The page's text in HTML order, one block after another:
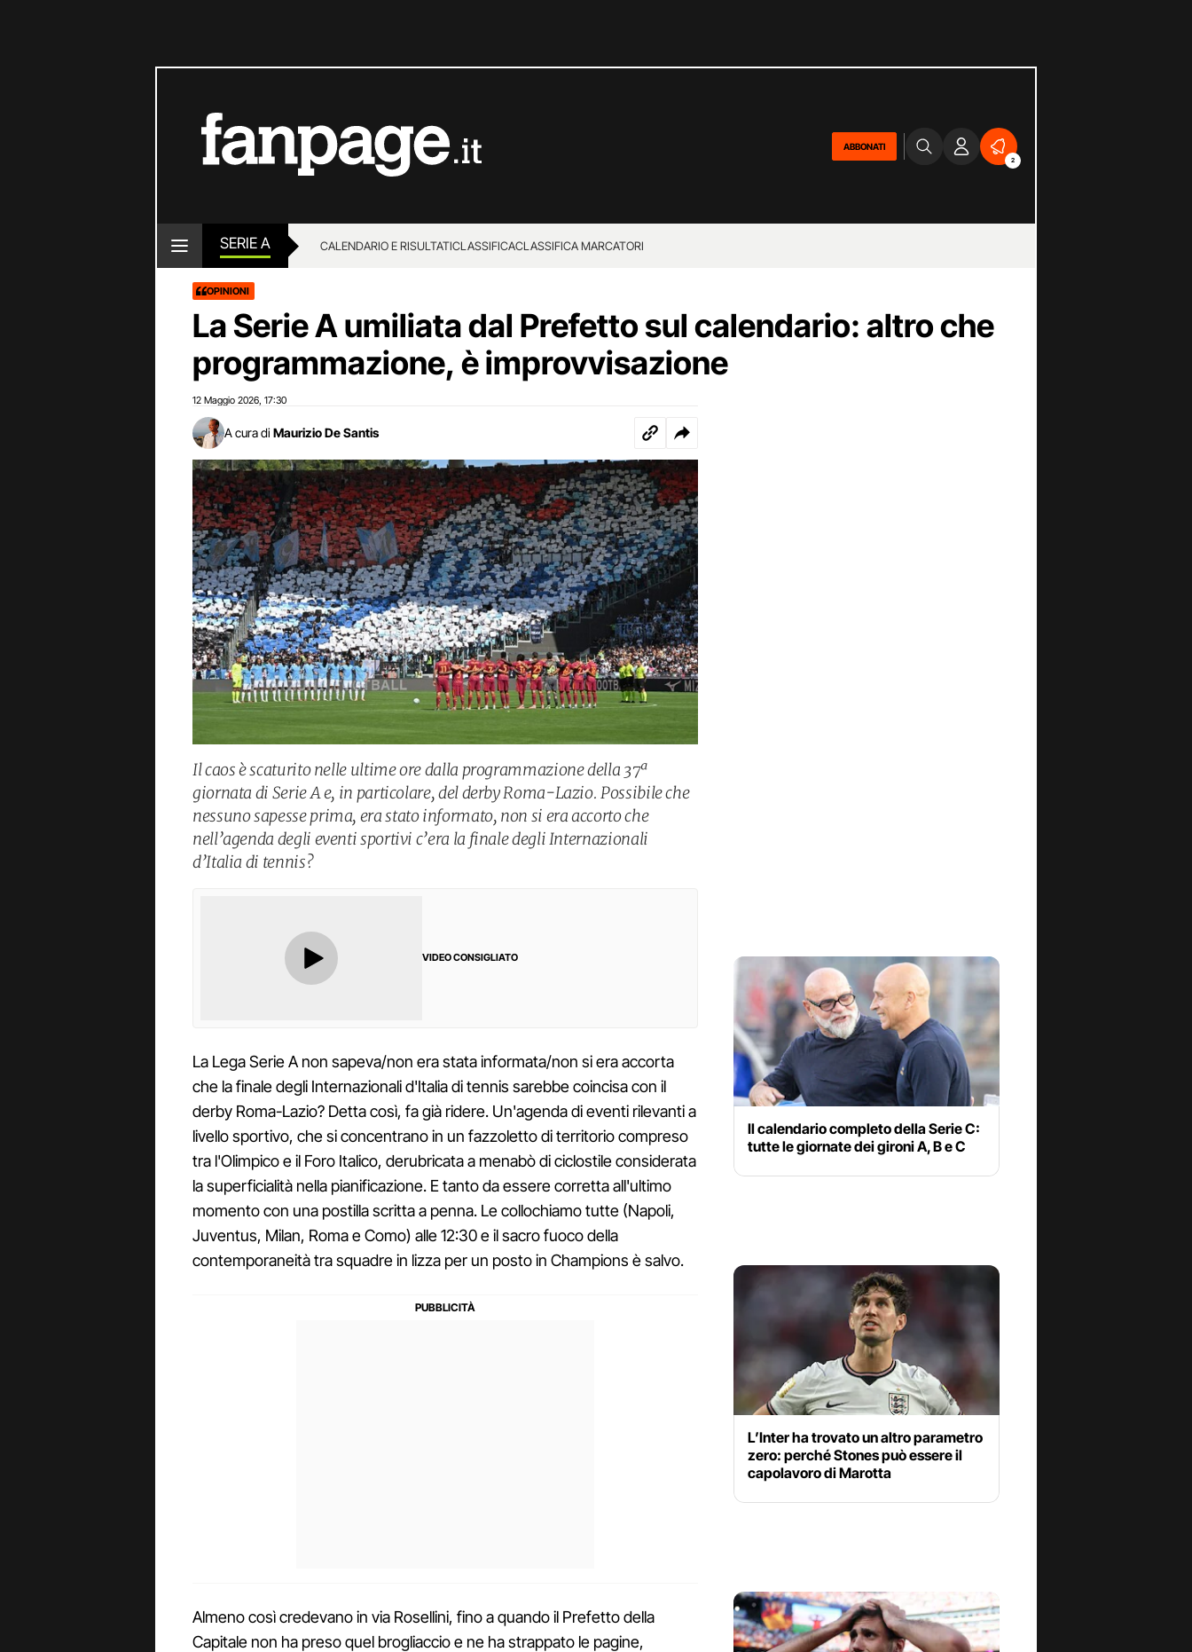
ABBONATI
2
SERIE A CALENDARIO E RISULTATICLASSIFICACLASSIFICA MARCATORI
OPINIONI
La Serie A umiliata dal Prefetto sul calendario: altro che
programmazione, è improvvisazione
12 Maggio 2026 17:30
A cura di Maurizio De Santis
Il caos è scaturito nelle ultime ore dalla programmazione della 37ª
giornata di Serie A e, in particolare, del derby Roma-Lazio. Possibile che
nessuno sapesse prima, era stato informato, non si era accorto che
nell’agenda degli eventi sportivi c’era la finale degli Internazionali
d’Italia di tennis?
VIDEO CONSIGLIATO
La Lega Serie A non sapeva/non era stata informata/non si era accorta
che la finale degli Internazionali d'Italia di tennis sarebbe coincisa con il
derby Roma-Lazio? Detta così, fa già ridere. Un'agenda di eventi rilevanti a
livello sportivo, che si concentrano in un fazzoletto di territorio compreso
tra l'Olimpico e il Foro Italico, derubricata a menabò di ciclostile considerata
la superficialità nella pianificazione. E tanto da essere corretta all'ultimo
momento con una postilla scritta a penna. Le collochiamo tutte (Napoli,
Juventus, Milan, Roma e Como) alle 12:30 e il sacro fuoco della
contemporaneità tra squadre in lizza per un posto in Champions è salvo.
Almeno così credevano in via Rosellini, fino a quando il Prefetto della
Capitale non ha preso quel brogliaccio e ne ha strappato le pagine,
Il calendario completo della Serie C:
tutte le giornate dei gironi A, B e C
L’Inter ha trovato un altro parametro
zero: perché Stones può essere il
capolavoro di Marotta